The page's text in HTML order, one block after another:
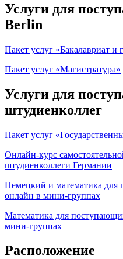
Услуги для
Berlin
Пакет услуг «Бакалавриат и
Пакет услуг «Магистратура»
Услуги для
штудиенколлег
Пакет услуг
Онлайн-курс
штудиенколлеги Германии
Немецкий и математика
онлайн в мини-группах
Математика для
мини-группах
Расположение